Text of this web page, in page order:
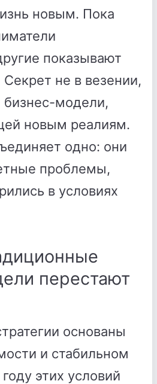
новым. Пока
показывают
не в везении,
бизнес-модели,
новым реалиям.
одно: они
проблемы,
в условиях
перестают
основаны
и стабильном
этих условий